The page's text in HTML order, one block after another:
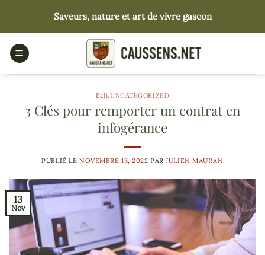
contenu
Saveurs, nature et art de vivre gascon
B2B,UNCATEGORIZED
3 Clés pour remporter un contrat en
infogérance
PUBLIÉ LE NOVEMBRE 13, 2022 PAR JULIEN MAURAN
13
Nov